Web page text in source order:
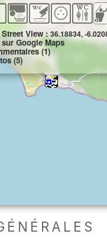
View :36.18834, -
Google Maps
(1)
(5)